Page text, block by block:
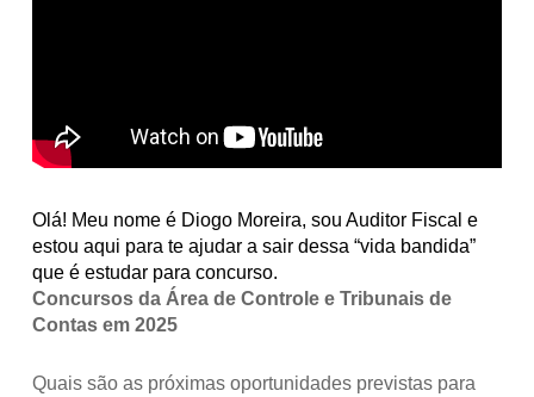
Olá! Meu nome é Diogo Moreira, sou Auditor Fiscal e
estou aqui para te ajudar a sair dessa “vida bandida”
que é estudar para concurso.
Concursos da Área de Controle e Tribunais de
Contas em 2025
Quais são as próximas oportunidades previstas para